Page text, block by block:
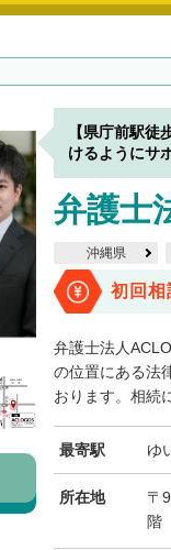
【県庁前駅
けるようにサ
弁護士
沖縄県
初回相
弁護士法人
の位置にある法
おります。相続
最寄駅 ゆ
所在地
〒
階